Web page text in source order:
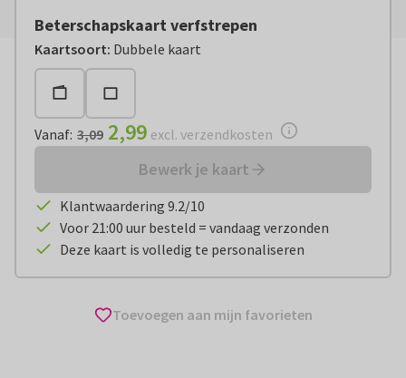
Beterschapskaart verfstrepen
Kaartsoort: Dubbele kaart
Vanaf:€ 2,99 excl. verzendkosten
Vanaf: 3,09 2,99 excl. verzendkosten
Bewerk je kaart
Klantwaardering 9.2/10
Voor 21:00 uur besteld = vandaag verzonden
Deze kaart is volledig te personaliseren
Toevoegen aan mijn favorieten